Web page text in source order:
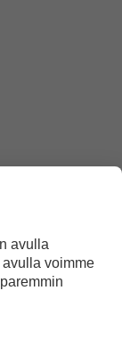
avulla
voimme